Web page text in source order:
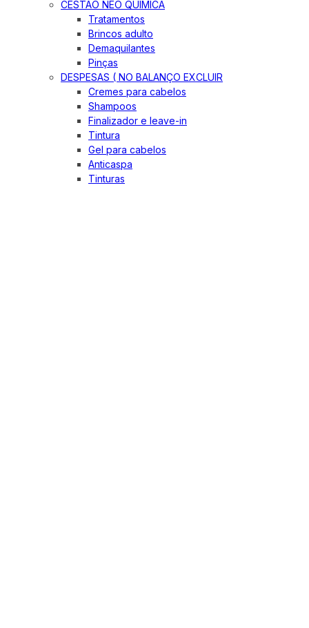
CESTÃO NEO QUIMICA
Tratamentos
Brincos adulto
Demaquilantes
Pinças
DESPESAS ( NO BALANÇO EXCLUIR
Cremes para cabelos
Shampoos
Finalizador e leave-in
Tintura
Gel para cabelos
Anticaspa
Tinturas